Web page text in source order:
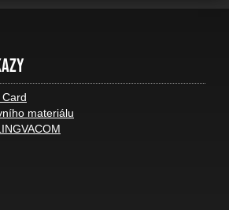
materiálu